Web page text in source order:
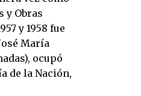
y Obras
y 1958 fue
María
ocupó
de la Nación,